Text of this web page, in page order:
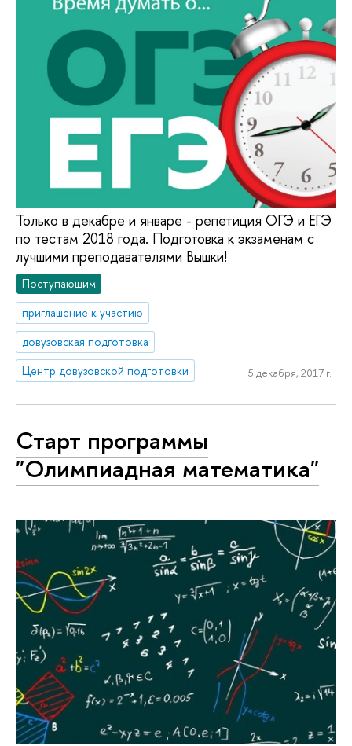
Только в декабре и январе - репетиция ОГЭ и ЕГЭ
по тестам 2018 года. Подготовка к экзаменам с
лучшими преподавателями Вышки!
Поступающим
приглашение к участию
довузовская подготовка
Центр довузовской подготовки
5 декабря, 2017 г.
Старт программы
"Олимпиадная математика"